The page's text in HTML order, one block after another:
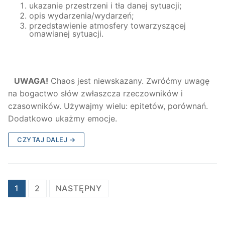
ukazanie przestrzeni i tła danej sytuacji;
opis wydarzenia/wydarzeń;
przedstawienie atmosfery towarzyszącej
omawianej sytuacji.
UWAGA! Chaos jest niewskazany. Zwróćmy uwagę
na bogactwo słów zwłaszcza rzeczowników i
czasowników. Używajmy wielu: epitetów, porównań.
Dodatkowo ukażmy emocje.
CZYTAJ DALEJ →
Stronicowanie
1 2 NASTĘPNY